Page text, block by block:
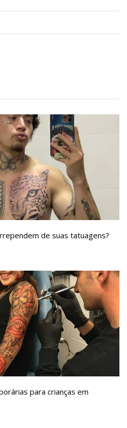
de suas tatuagens?
para crianças em